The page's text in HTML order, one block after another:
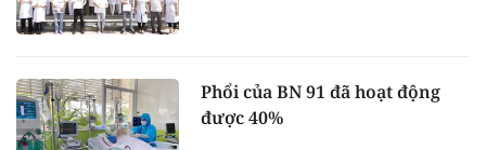
Phổi của BN 91 đã hoạt động
được 40%